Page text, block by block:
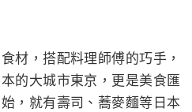
材，搭配料理師傅的巧手，
的大城市東京，更是美食匯
，就有壽司、蕎麥麵等日本